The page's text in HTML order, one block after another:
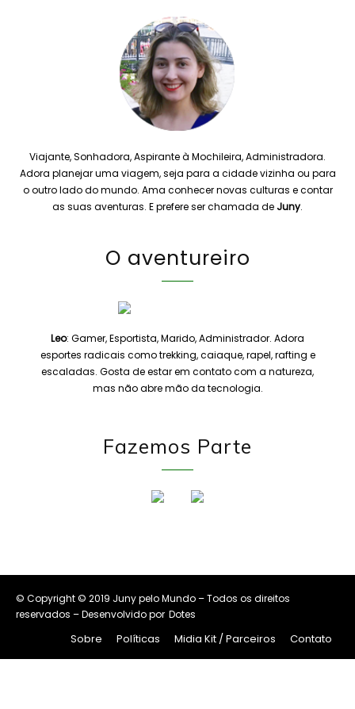
Viajante, Sonhadora, Aspirante à Mochileira, Administradora.
Adora planejar uma viagem, seja para a cidade vizinha ou para
o outro lado do mundo. Ama conhecer novas culturas e contar
as suas aventuras. E prefere ser chamada de Juny.
O aventureiro
Leo: Gamer, Esportista, Marido, Administrador. Adora
esportes radicais como trekking, caiaque, rapel, rafting e
escaladas. Gosta de estar em contato com a natureza,
mas não abre mão da tecnologia.
Fazemos Parte
© Copyright © 2019 Juny pelo Mundo – Todos os direitos
reservados – Desenvolvido por Dotes
Sobre Políticas Midia Kit / Parceiros Contato